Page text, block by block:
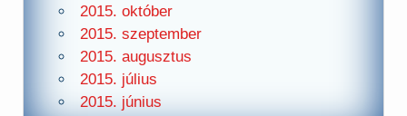
2015. október
2015. szeptember
2015. augusztus
2015. július
2015. június